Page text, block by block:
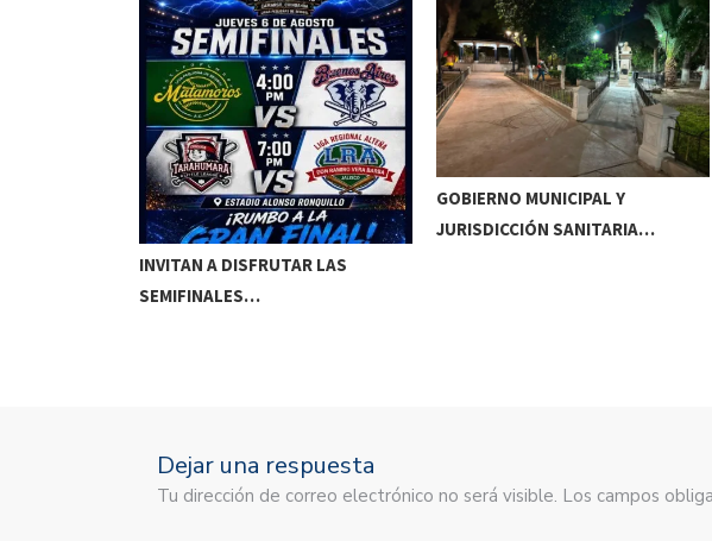
INVITAN A DISFRUTAR LAS
SEMIFINALES…
GOBIERNO MUNICIPAL Y
JURISDICCIÓN SANITARIA…
Dejar una respuesta
Tu dirección de correo electrónico no será visible. Los campos